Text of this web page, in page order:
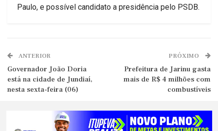
Paulo, e possível candidato a presidência pelo PSDB.
ANTERIOR
Governador João Doria
está na cidade de Jundiaí,
nesta sexta-feira (06)
PRÓXIMO
Prefeitura de Jarinu gasta
mais de R$ 4 milhões com
combustíveis